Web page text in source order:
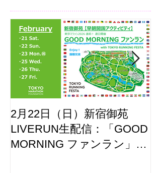
2月22日（日）新宿御苑
LIVERUN生配信：「GOOD
MORNING ファンラン」